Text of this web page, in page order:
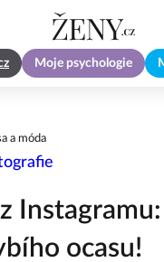
Moje psychologie
a móda
ocasu!